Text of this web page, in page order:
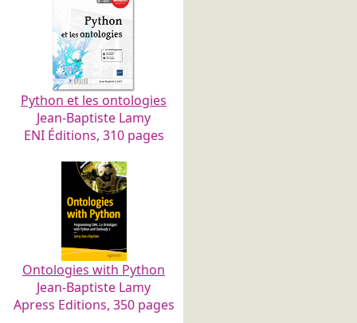
Python et les ontologies
Jean-Baptiste Lamy
ENI Éditions, 310 pages
Ontologies with Python
Jean-Baptiste Lamy
Apress Editions, 350 pages